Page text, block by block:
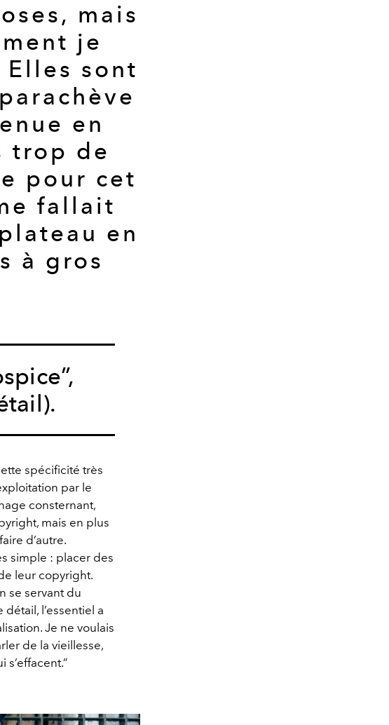
mais
je
sont
en
trop de
pour cet
fallait
en
à gros
spécificité très
par le
consternant,
mais en plus
d’autre.
simple : placer des
leur copyright.
se servant du
l’essentiel a
Je ne voulais
de la vieillesse,